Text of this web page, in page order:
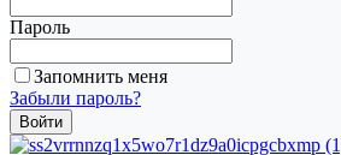
Пароль
Запомнить меня
Забыли пароль?